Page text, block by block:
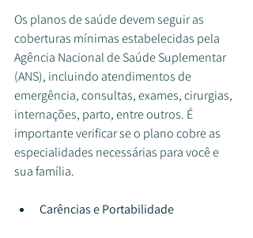
Os planos de saúde devem seguir as
coberturas mínimas estabelecidas pela
Agência Nacional de Saúde Suplementar
(ANS), incluindo atendimentos de
emergência, consultas, exames, cirurgias,
internações, parto, entre outros. É
importante verificar se o plano cobre as
especialidades necessárias para você e
sua família.
Carências e Portabilidade